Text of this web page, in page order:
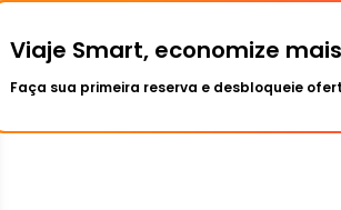
Viaje Smart, economize mais
Faça sua primeira reserva e desbloqueie